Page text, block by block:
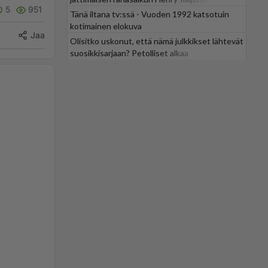
5 951
Jaa
Tänä iltana tv:ssä - Vuoden 1992 katsotuin
kotimainen elokuva
Olisitko uskonut, että nämä julkkikset lähtevät
suosikkisarjaan? Petolliset alkaa